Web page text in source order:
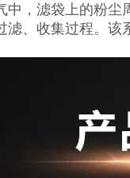
中，滤袋上的粉尘
滤、收集过程。该